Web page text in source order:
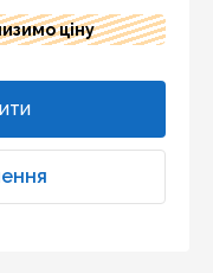
ціну